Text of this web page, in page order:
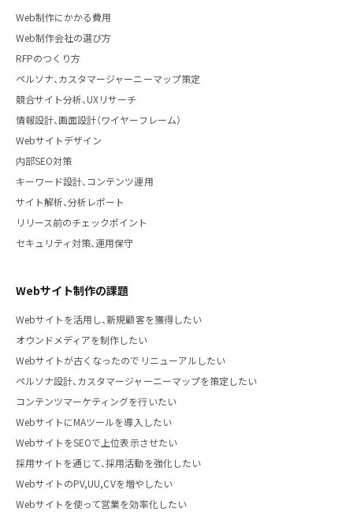
Web制作にかかる費用
Web制作会社の選び方
RFPのつくり方
ペルソナ、カスタマージャーニーマップ策定
競合サイト分析、UXリサーチ
情報設計、画面設計（ワイヤーフレーム）
Webサイトデザイン
内部SEO対策
キーワード設計、コンテンツ運用
サイト解析、分析レポート
リリース前のチェックポイント
セキュリティ対策、運用保守
Webサイト制作の課題
Webサイトを活用し、新規顧客を獲得したい
オウンドメディアを制作したい
Webサイトが古くなったのでリニューアルしたい
ペルソナ設計、カスタマージャーニーマップを策定したい
コンテンツマーケティングを行いたい
WebサイトにMAツールを導入したい
WebサイトをSEOで上位表示させたい
採用サイトを通じて、採用活動を強化したい
WebサイトのPV,UU,CVを増やしたい
Webサイトを使って営業を効率化したい